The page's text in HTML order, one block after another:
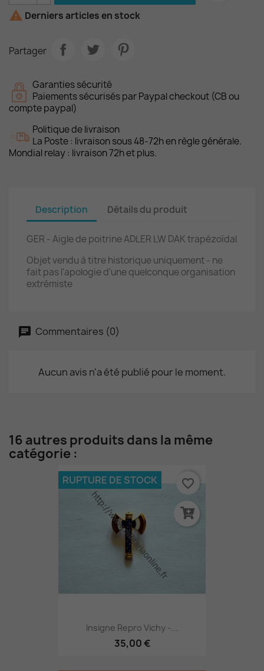
 Derniers articles en stock
Partager
Garanties sécurité
Paiements sécurisés par Paypal checkout (CB ou
compte paypal)
Politique de livraison
La Poste : livraison sous 48-72h en règle générale.
Mondial relay : livraison 72h et plus.
Description Détails du produit
GER - Aigle de poitrine ADLER LW DAK trapézoïdal
Objet vendu à titre historique uniquement - ne
fait pas l'apologie d'une quelconque organisation
extrémiste
Commentaires (0)
Aucun avis n'a été publié pour le moment.
16 autres produits dans la même
catégorie :
Insigne Repro Vichy -...
35,00 €
RUPTURE DE STOCK favorite_border